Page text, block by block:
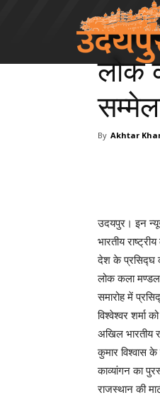
Udaipur Division
लोक
By Akhtar
उदयपुर। इन
भारतीय
देश के प्रसिद्घ
लोक कला मण्डल
समारोह में
विश्वेश्वर शर्मा
अखिल भारतीय
कुमार विश्वास के
काव्यांगन का
राजस्थान की